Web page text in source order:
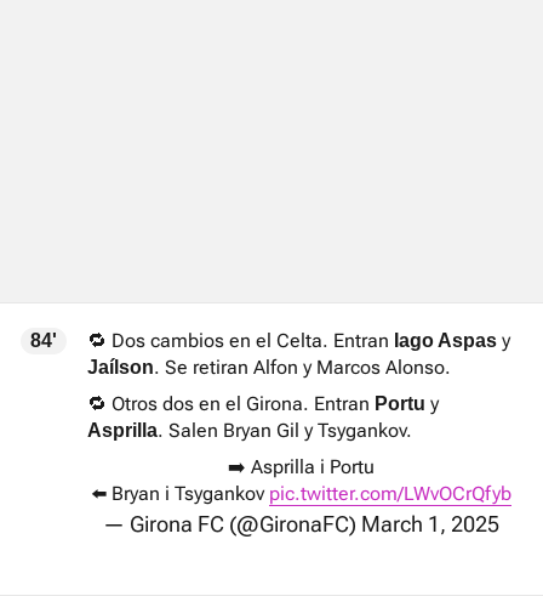
84' 🔁 Dos cambios en el Celta. Entran Iago Aspas y
Jaílson. Se retiran Alfon y Marcos Alonso.
🔁 Otros dos en el Girona. Entran Portu y
Asprilla. Salen Bryan Gil y Tsygankov.
➡️ Asprilla i Portu
⬅️ Bryan i Tsygankov pic.twitter.com/LWvOCrQfyb
— Girona FC (@GironaFC) March 1, 2025